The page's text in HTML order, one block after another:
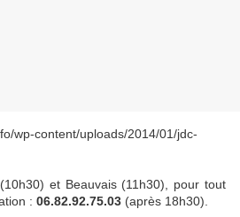
et Beauvais (11h30), pour tout
: 06.82.92.75.03 (après 18h30).